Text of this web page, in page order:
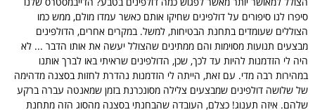
סיפרו לנו סיפורים על דולפינים שחיקו אותם כאשר עמדו מולם, ממש כמו
הצוללים שעומדים בתחנת הבטיחות, למשל. במקרים אחרים, הדולפינים
מבצעים תנועות מסוימות והם ממתינים שהצולל יעשה את אותו הדבר ... לא
היה לי הזדמנות להיות עד לכך, שכן, הדולפינים שראיתי באו לברך אותנו
במהירות רבה מדי. עם זאת, הייתה לי הזדמנות נהדרת לחזות בסצנה מדהימה
של שלושה דולפינים שמבצעים צלילה מסונכרנת בזמן שמאנטה עברה ברקע
שלהם. איזה תענוג! כצלם, העובדה שהבחנתי בסצנה מהסוג הזה מתחנת